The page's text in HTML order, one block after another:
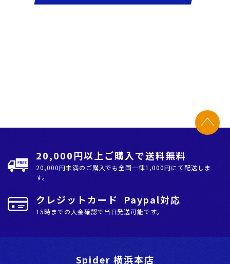
20,000円以上ご購入で送料無料
20,000円未満のご購入でも全国⼀律1,000円にて配送しま
す。
クレジットカード Paypal対応
15時までの入金確認で当日発送可能です。
Spider 横浜本店